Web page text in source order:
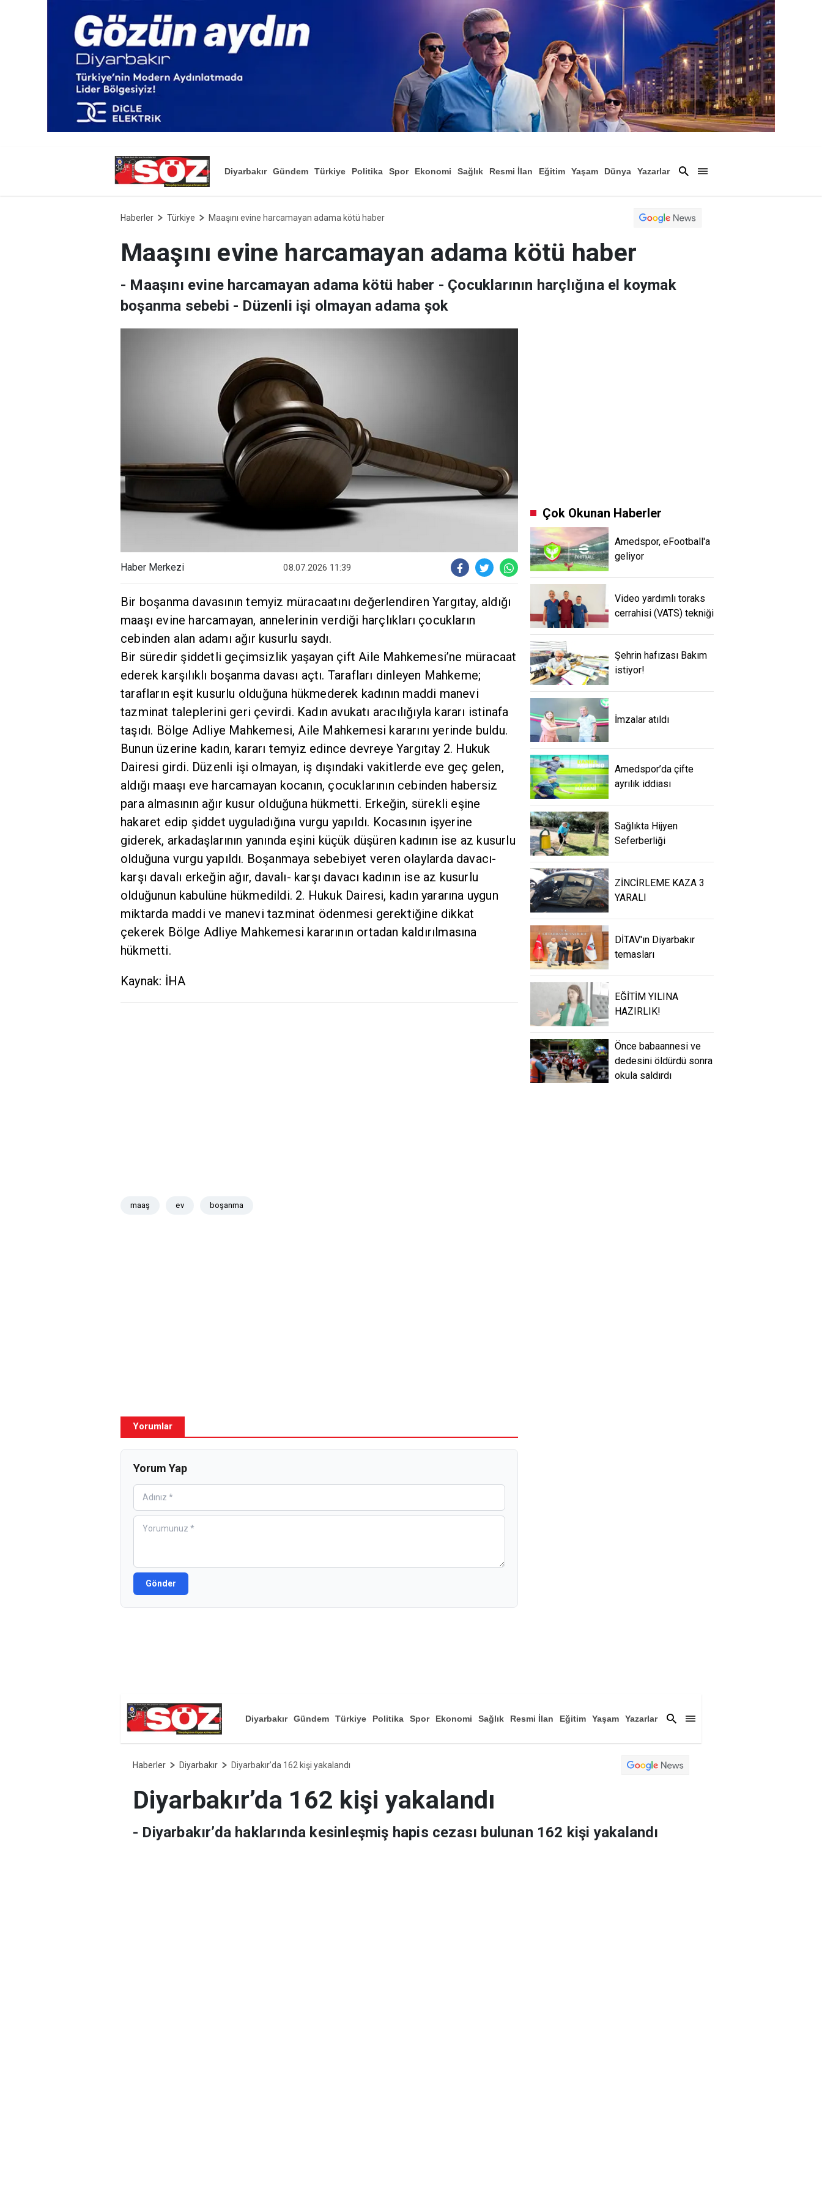
Diyarbakır Gündem Türkiye Politika Spor Ekonomi Sağlık Resmi İlan Eğitim Yaşam
Dünya
Yazarlar
Haberler Türkiye Maaşını evine harcamayan adama kötü haber
Maaşını evine harcamayan adama kötü haber
- Maaşını evine harcamayan adama kötü haber - Çocuklarının harçlığına el koymak
boşanma sebebi - Düzenli işi olmayan adama şok
Haber Merkezi 08.07.2026 11:39
Bir boşanma davasının temyiz müracaatını değerlendiren Yargıtay, aldığı
maaşı evine harcamayan, annelerinin verdiği harçlıkları çocukların
cebinden alan adamı ağır kusurlu saydı.
Bir süredir şiddetli geçimsizlik yaşayan çift Aile Mahkemesi’ne müracaat
ederek karşılıklı boşanma davası açtı. Tarafları dinleyen Mahkeme;
tarafların eşit kusurlu olduğuna hükmederek kadının maddi manevi
tazminat taleplerini geri çevirdi. Kadın avukatı aracılığıyla kararı istinafa
taşıdı. Bölge Adliye Mahkemesi, Aile Mahkemesi kararını yerinde buldu.
Bunun üzerine kadın, kararı temyiz edince devreye Yargıtay 2. Hukuk
Dairesi girdi. Düzenli işi olmayan, iş dışındaki vakitlerde eve geç gelen,
aldığı maaşı eve harcamayan kocanın, çocuklarının cebinden habersiz
para almasının ağır kusur olduğuna hükmetti. Erkeğin, sürekli eşine
hakaret edip şiddet uyguladığına vurgu yapıldı. Kocasının işyerine
giderek, arkadaşlarının yanında eşini küçük düşüren kadının ise az kusurlu
olduğuna vurgu yapıldı. Boşanmaya sebebiyet veren olaylarda davacı-
karşı davalı erkeğin ağır, davalı- karşı davacı kadının ise az kusurlu
olduğunun kabulüne hükmedildi. 2. Hukuk Dairesi, kadın yararına uygun
miktarda maddi ve manevi tazminat ödenmesi gerektiğine dikkat
çekerek Bölge Adliye Mahkemesi kararının ortadan kaldırılmasına
hükmetti.
Kaynak: İHA
maaş ev boşanma
Yorumlar
Yorum Yap
Gönder
Çok Okunan Haberler
Amedspor, eFootball'a
geliyor
Video yardımlı toraks
cerrahisi (VATS) tekniği
Şehrin hafızası Bakım
istiyor!
İmzalar atıldı
Amedspor’da çifte
ayrılık iddiası
Sağlıkta Hijyen
Seferberliği
ZİNCİRLEME KAZA 3
YARALI
DİTAV'ın Diyarbakır
temasları
EĞİTİM YILINA
HAZIRLIK!
Önce babaannesi ve
dedesini öldürdü sonra
okula saldırdı
Haberler Diyarbakır Diyarbakır’da 162 kişi yakalandı
Diyarbakır’da 162 kişi yakalandı